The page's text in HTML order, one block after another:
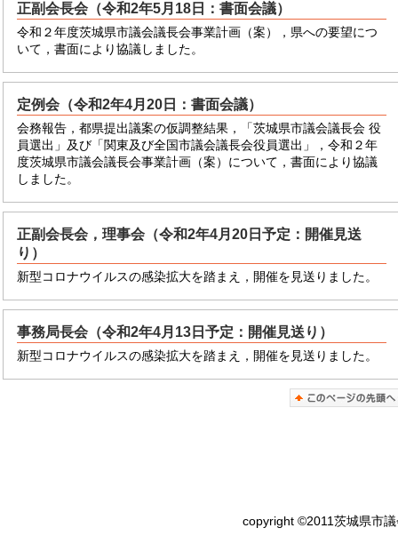
正副会長会（令和2年5月18日：書面会議）
令和２年度茨城県市議会議長会事業計画（案），県への要望につ
いて，書面により協議しました。
定例会（令和2年4月20日：書面会議）
会務報告，都県提出議案の仮調整結果，「茨城県市議会議長会 役
員選出」及び「関東及び全国市議会議長会役員選出」，令和２年
度茨城県市議会議長会事業計画（案）について，書面により協議
しました。
正副会長会，理事会（令和2年4月20日予定：開催見送
り）
新型コロナウイルスの感染拡大を踏まえ，開催を見送りました。
事務局長会（令和2年4月13日予定：開催見送り）
新型コロナウイルスの感染拡大を踏まえ，開催を見送りました。
copyright ©2011茨城県市